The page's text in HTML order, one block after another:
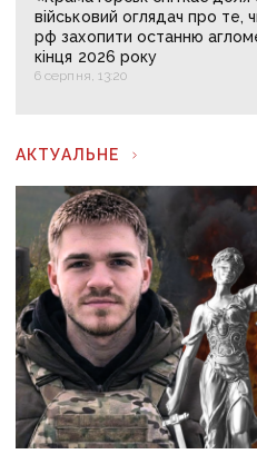
військовий оглядач про те,
рф захопити останню
кінця 2026 року
6 серпня, 13:20
АКТУАЛЬНЕ